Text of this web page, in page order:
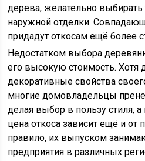
дерева, желательно
наружной отделки.
придадут откосам ещё более
Недостатком выбора
его высокую стоимость. Хотя
декоративные свойства
многие домовладельцы
делая выбор в пользу стиля,
цена откоса зависит ещё и от
правило, их выпуском
предприятия в различных